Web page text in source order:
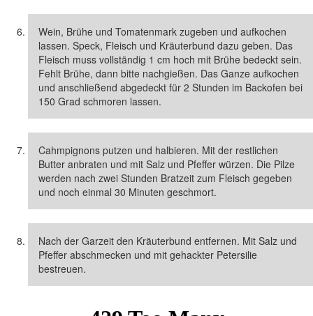
Wein, Brühe und Tomatenmark zugeben und aufkochen
lassen. Speck, Fleisch und Kräuterbund dazu geben. Das
Fleisch muss vollständig 1 cm hoch mit Brühe bedeckt sein.
Fehlt Brühe, dann bitte nachgießen. Das Ganze aufkochen
und anschließend abgedeckt für 2 Stunden im Backofen bei
150 Grad schmoren lassen.
Cahmpignons putzen und halbieren. Mit der restlichen
Butter anbraten und mit Salz und Pfeffer würzen. Die Pilze
werden nach zwei Stunden Bratzeit zum Fleisch gegeben
und noch einmal 30 Minuten geschmort.
Nach der Garzeit den Kräuterbund entfernen. Mit Salz und
Pfeffer abschmecken und mit gehackter Petersilie
bestreuen.